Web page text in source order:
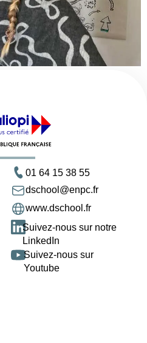
01 64 15 38 55
dschool@enpc.fr
www.dschool.fr
Suivez-nous sur notre
LinkedIn
Suivez-nous sur
Youtube